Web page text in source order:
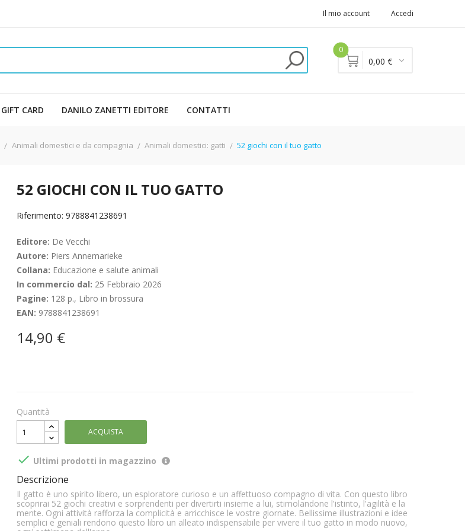
Il mio account Accedi
0
0,00 €
GIFT CARD DANILO ZANETTI EDITORE CONTATTI
Animali domestici e da compagnia Animali domestici: gatti 52 giochi con il tuo gatto
52 GIOCHI CON IL TUO GATTO
Riferimento: 9788841238691
Editore: De Vecchi
Autore: Piers Annemarieke
Collana: Educazione e salute animali
In commercio dal: 25 Febbraio 2026
Pagine: 128 p., Libro in brossura
EAN: 9788841238691
14,90 €
Quantità
ACQUISTA
 Ultimi prodotti in magazzino
Descrizione
Il gatto è uno spirito libero, un esploratore curioso e un affettuoso compagno di vita. Con questo libro
scoprirai 52 giochi creativi e sorprendenti per divertirti insieme a lui, stimolandone l'istinto, l'agilità e la
mente. Ogni attività rafforza la complicità e arricchisce le vostre giornate. Bellissime illustrazioni e idee
semplici e geniali rendono questo libro un alleato indispensabile per vivere il tuo gatto in modo nuovo,